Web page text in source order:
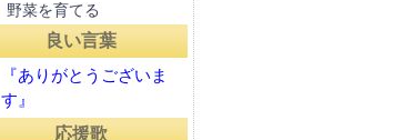
野菜を育てる
良い言葉
『ありがとうございま
す』
応援歌